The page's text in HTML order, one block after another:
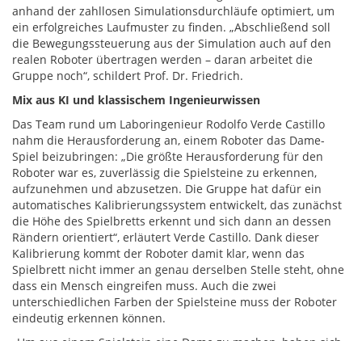
anhand der zahllosen Simulationsdurchläufe optimiert, um
ein erfolgreiches Laufmuster zu finden. „Abschließend soll
die Bewegungssteuerung aus der Simulation auch auf den
realen Roboter übertragen werden – daran arbeitet die
Gruppe noch“, schildert Prof. Dr. Friedrich.
Mix aus KI und klassischem Ingenieurwissen
Das Team rund um Laboringenieur Rodolfo Verde Castillo
nahm die Herausforderung an, einem Roboter das Dame-
Spiel beizubringen: „Die größte Herausforderung für den
Roboter war es, zuverlässig die Spielsteine zu erkennen,
aufzunehmen und abzusetzen. Die Gruppe hat dafür ein
automatisches Kalibrierungssystem entwickelt, das zunächst
die Höhe des Spielbretts erkennt und sich dann an dessen
Rändern orientiert“, erläutert Verde Castillo. Dank dieser
Kalibrierung kommt der Roboter damit klar, wenn das
Spielbrett nicht immer an genau derselben Stelle steht, ohne
dass ein Mensch eingreifen muss. Auch die zwei
unterschiedlichen Farben der Spielsteine muss der Roboter
eindeutig erkennen können.